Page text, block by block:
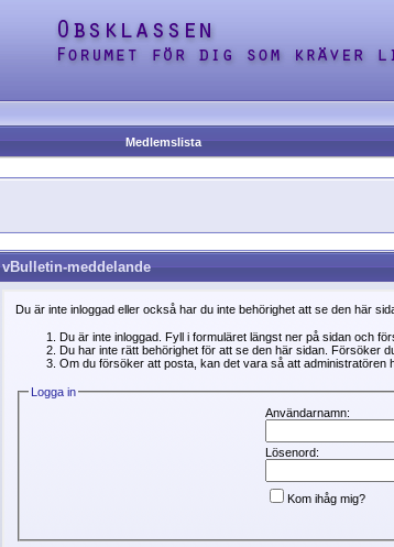
Medlemslista
vBulletin-meddelande
Du är inte inloggad eller också har du inte behörighet att se den här
Du är inte inloggad. Fyll i formuläret längst ner på sidan och
Du har inte rätt behörighet för att se den här sidan. Försöker
Om du försöker att posta, kan det vara så att administratören
Logga in
Användarnamn:
Lösenord:
Kom ihåg mig?